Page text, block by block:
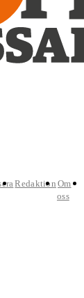
Redaktion Om
oss